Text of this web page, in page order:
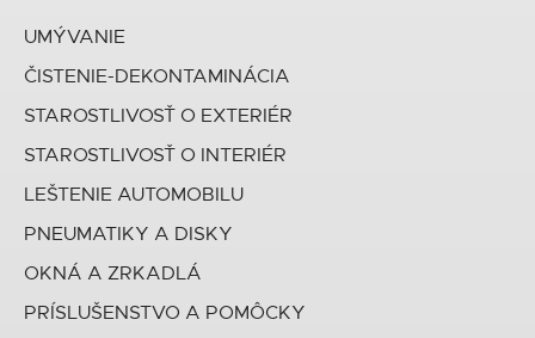
UMÝVANIE
ČISTENIE-DEKONTAMINÁCIA
STAROSTLIVOSŤ O EXTERIÉR
STAROSTLIVOSŤ O INTERIÉR
LEŠTENIE AUTOMOBILU
PNEUMATIKY A DISKY
OKNÁ A ZRKADLÁ
PRÍSLUŠENSTVO A POMÔCKY